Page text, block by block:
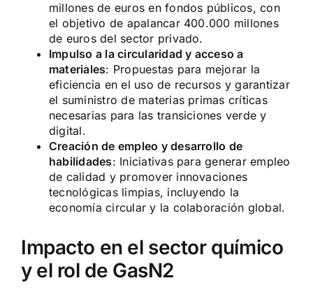
millones de euros en fondos públicos, con
el objetivo de apalancar 400.000 millones
de euros del sector privado.
Impulso a la circularidad y acceso a
materiales: Propuestas para mejorar la
eficiencia en el uso de recursos y garantizar
el suministro de materias primas críticas
necesarias para las transiciones verde y
digital.
Creación de empleo y desarrollo de
habilidades: Iniciativas para generar empleo
de calidad y promover innovaciones
tecnológicas limpias, incluyendo la
economía circular y la colaboración global.
Impacto en el sector químico
y el rol de GasN2